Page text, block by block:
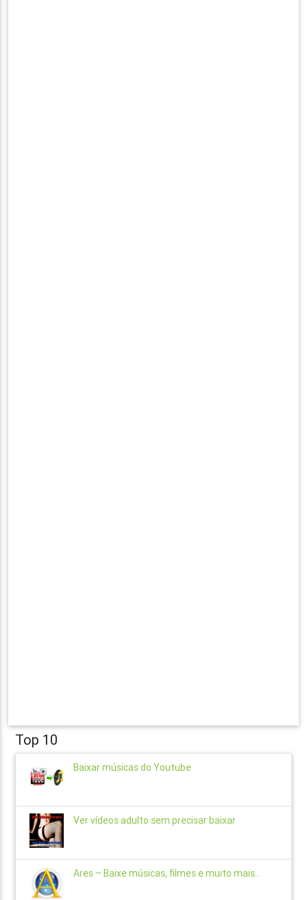
Top 10
Baixar músicas do Youtube
Ver vídeos adulto sem precisar baixar
Ares – Baixe músicas, filmes e muito mais..